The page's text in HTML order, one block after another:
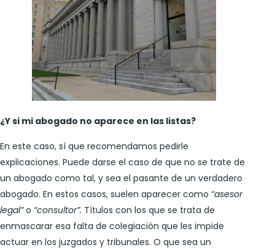
¿Y si mi abogado no aparece en las listas?
En este caso, sí que recomendamos pedirle
explicaciones. Puede darse el caso de que no se trate de
un abogado como tal, y sea el pasante de un verdadero
abogado. En estos casos, suelen aparecer como “asesor
legal”o “consultor”. Títulos con los que se trata de
enmascarar esa falta de colegiación que les impide
actuar en los juzgados y tribunales. O que sea un